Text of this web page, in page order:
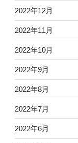
2022年12月
2022年11月
2022年10月
2022年9月
2022年8月
2022年7月
2022年6月